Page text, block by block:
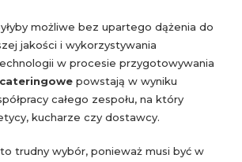
możliwe bez upartego dążenia do
jakości i wykorzystywania
w procesie przygotowywania
powstają w wyniku
całego zespołu, na który
kucharze czy dostawcy.
to trudny wybór, ponieważ musi być w